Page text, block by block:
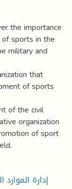
the importance
sports in the
military and
that
of sports
of the civil
organization
of sport
إدارة الموارد